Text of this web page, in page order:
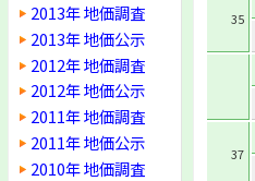
2013年 地価調査
2013年 地価公示
2012年 地価調査
2012年 地価公示
2011年 地価調査
2011年 地価公示
2010年 地価調査
35
37